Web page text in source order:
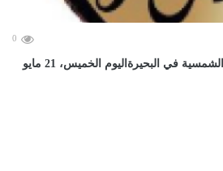
0
يوم حصاد بطاطس بالطاقة الشمسية في البحيرةاليوم الخميس، 21 مايو